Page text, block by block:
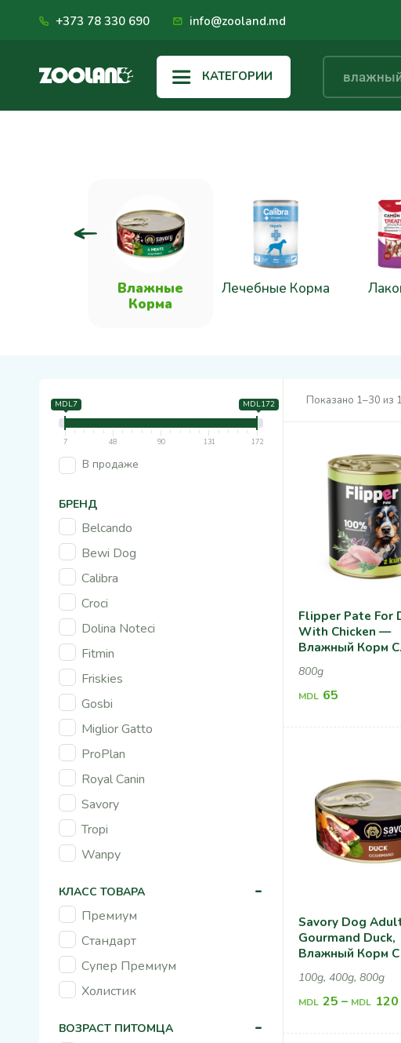
+373 78 330 690 info@zooland.md
КАТЕГОРИИ
Влажные
Корма
Лечебные Корма
MDL7 MDL172
7 48 90 131 172
В продаже
БРЕНД
Belcando
Bewi Dog
Calibra
Croci
Dolina Noteci
Fitmin
Friskies
Gosbi
Miglior Gatto
ProPlan
Royal Canin
Savory
Tropi
Wanpy
КЛАСС ТОВАРА -
Премиум
Стандарт
Супер Премиум
Холистик
ВОЗРАСТ ПИТОМЦА -
Показано 1–30 из
Flipper Pate For
With Chicken —
Влажный Корм С
Курицей, Для
800g
MDL 65
Savory Dog
Gourmand Duck,
Влажный Корм С
100g, 400g, 800g
MDL 25 – MDL 120